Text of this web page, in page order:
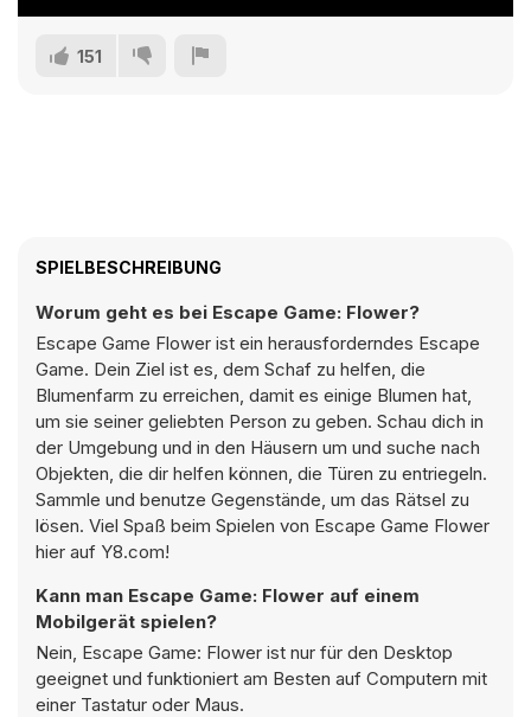
151
SPIELBESCHREIBUNG
Worum geht es bei Escape Game: Flower?
Escape Game Flower ist ein herausforderndes Escape
Game. Dein Ziel ist es, dem Schaf zu helfen, die
Blumenfarm zu erreichen, damit es einige Blumen hat,
um sie seiner geliebten Person zu geben. Schau dich in
der Umgebung und in den Häusern um und suche nach
Objekten, die dir helfen können, die Türen zu entriegeln.
Sammle und benutze Gegenstände, um das Rätsel zu
lösen. Viel Spaß beim Spielen von Escape Game Flower
hier auf Y8.com!
Kann man Escape Game: Flower auf einem
Mobilgerät spielen?
Nein, Escape Game: Flower ist nur für den Desktop
geeignet und funktioniert am Besten auf Computern mit
einer Tastatur oder Maus.